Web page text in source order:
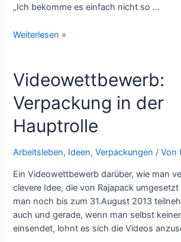
„Ich bekomme es einfach nicht so …
Die
den
Neugierigen
Weiterlesen »
Videowettbewerb:
Verpackung in der
Hauptrolle
Arbeitsleben, Ideen,Verpackungen / Von
Ein Videowettbewerb darüber, wie man
clevere Idee, die von Rajapack
man noch bis zum 31.August 2013
auch und gerade, wenn man selbst
einsendet, lohnt es sich die Videos